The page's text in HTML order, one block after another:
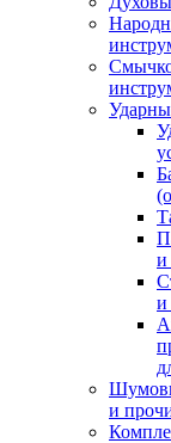
и
и
и